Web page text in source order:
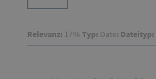
Relevanz: 17% Typ: Datei Dateityp: